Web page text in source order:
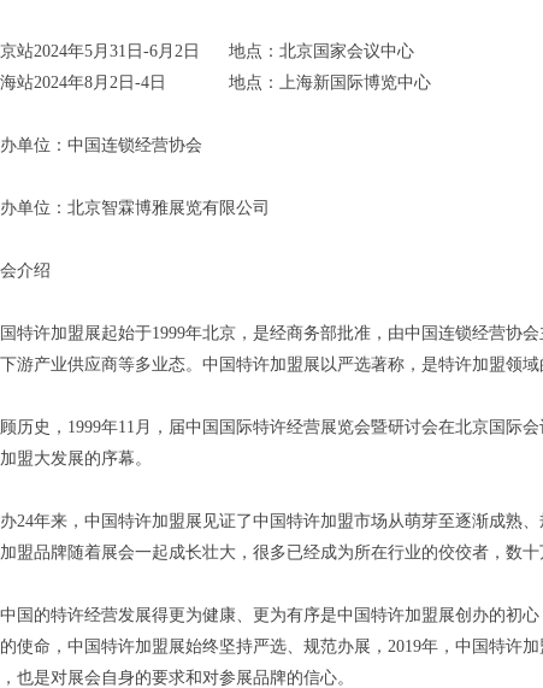
站2024年5月31日-6月2日 地点：北京国家会议中心
站2024年8月2日-4日 地点：上海新国际博览中心
单位：中国连锁经营协会
单位：北京智霖博雅展览有限公司
介绍
特许加盟展起始于1999年北京，是经商务部批准，由中国连锁经营协
游产业供应商等多业态。中国特许加盟展以严选著称，是特许加盟领域
历史，1999年11月，届中国国际特许经营展览会暨研讨会在北京国际
盟大发展的序幕。
24年来，中国特许加盟展见证了中国特许加盟市场从萌芽至逐渐成熟
盟品牌随着展会一起成长壮大，很多已经成为所在行业的佼佼者，数
国的特许经营发展得更为健康、更为有序是中国特许加盟展创办的初
使命，中国特许加盟展始终坚持严选、规范办展，2019年，中国特许
也是对展会自身的要求和对参展品牌的信心。